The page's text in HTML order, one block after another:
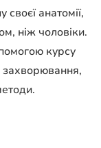
анатомії,
ніж чоловіки.
курсу
захворювання,